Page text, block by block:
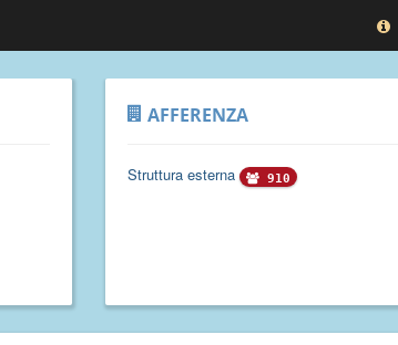
AFFERENZA
Struttura esterna 910